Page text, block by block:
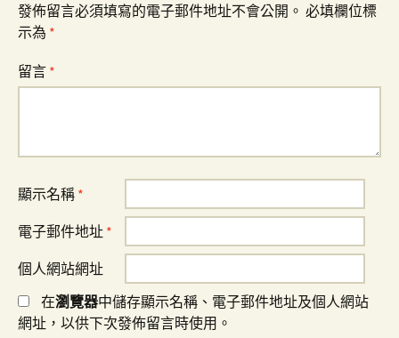
發佈留言必須填寫的電子郵件地址不會公開。 必填欄位標
示為 *
留言 *
顯示名稱 *
電子郵件地址 *
個人網站網址
在瀏覽器中儲存顯示名稱、電子郵件地址及個人網站
網址，以供下次發佈留言時使用。